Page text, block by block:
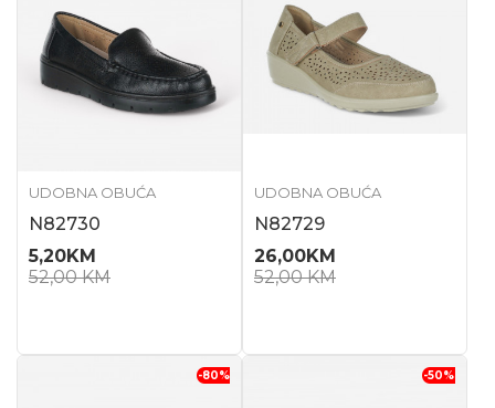
UDOBNA OBUĆA
N82730
5,20KM
52,00KM
UDOBNA OBUĆA
N82729
26,00KM
52,00KM
-80% -50%